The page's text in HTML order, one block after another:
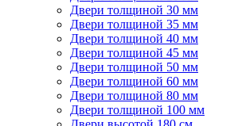
Двери толщиной 30 мм
Двери толщиной 35 мм
Двери толщиной 40 мм
Двери толщиной 45 мм
Двери толщиной 50 мм
Двери толщиной 60 мм
Двери толщиной 80 мм
Двери толщиной 100 мм